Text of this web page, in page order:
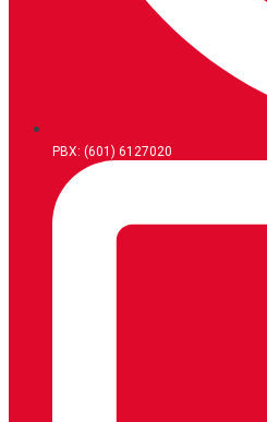
PBX: (601) 6127020